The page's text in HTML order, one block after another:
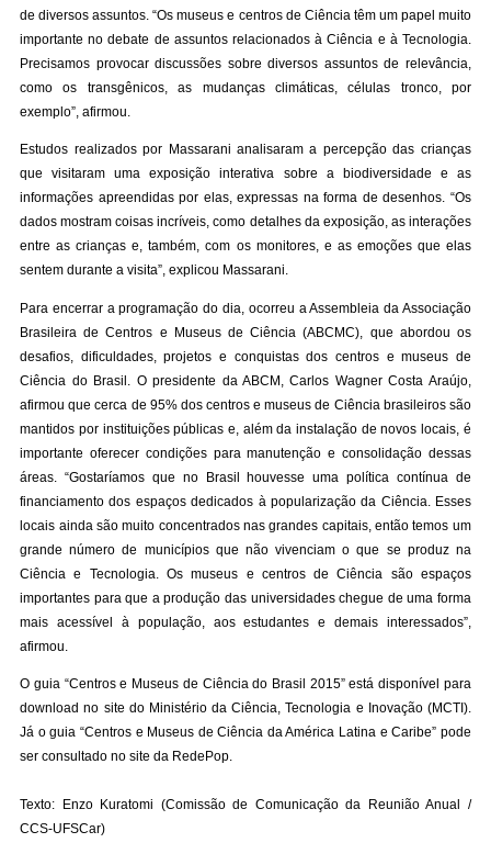
de diversos assuntos. “Os museus e centros de Ciência têm um papel muito
importante no debate de assuntos relacionados à Ciência e à Tecnologia.
Precisamos provocar discussões sobre diversos assuntos de relevância,
como os transgênicos, as mudanças climáticas, células tronco, por
exemplo”, afirmou.
Estudos realizados por Massarani analisaram a percepção das crianças
que visitaram uma exposição interativa sobre a biodiversidade e as
informações apreendidas por elas, expressas na forma de desenhos. “Os
dados mostram coisas incríveis, como detalhes da exposição, as interações
entre as crianças e, também, com os monitores, e as emoções que elas
sentem durante a visita”, explicou Massarani.
Para encerrar a programação do dia, ocorreu a Assembleia da Associação
Brasileira de Centros e Museus de Ciência (ABCMC), que abordou os
desafios, dificuldades, projetos e conquistas dos centros e museus de
Ciência do Brasil. O presidente da ABCM, Carlos Wagner Costa Araújo,
afirmou que cerca de 95% dos centros e museus de Ciência brasileiros são
mantidos por instituições públicas e, além da instalação de novos locais, é
importante oferecer condições para manutenção e consolidação dessas
áreas. “Gostaríamos que no Brasil houvesse uma política contínua de
financiamento dos espaços dedicados à popularização da Ciência. Esses
locais ainda são muito concentrados nas grandes capitais, então temos um
grande número de municípios que não vivenciam o que se produz na
Ciência e Tecnologia. Os museus e centros de Ciência são espaços
importantes para que a produção das universidades chegue de uma forma
mais acessível à população, aos estudantes e demais interessados”,
afirmou.
O guia “Centros e Museus de Ciência do Brasil 2015” está disponível para
download no site do Ministério da Ciência, Tecnologia e Inovação (MCTI).
Já o guia “Centros e Museus de Ciência da América Latina e Caribe” pode
ser consultado nosite da RedePop.
Texto: Enzo Kuratomi (Comissão de Comunicação da Reunião Anual /
CCS-UFSCar)